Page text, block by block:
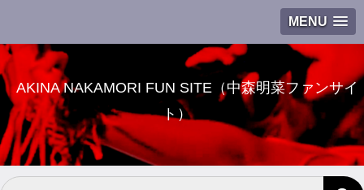
MENU
AKINA NAKAMORI FUN SITE（中森明菜ファンサイ
ト）